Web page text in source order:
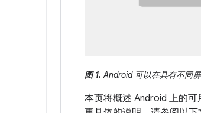
图 1. Android 可以在具有不同
本页将概述 Android 上的